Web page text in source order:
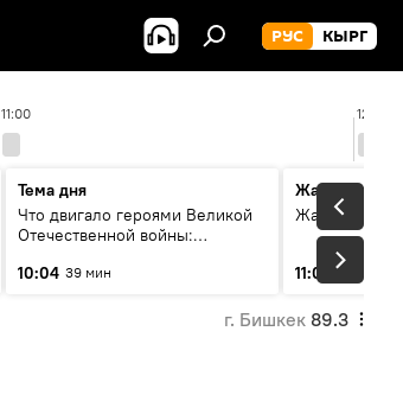
РУС КЫРГ
11:00 12:00
Тема дня
Что двигало героями Великой
Отечественной войны:
Тулебердиева
10:04 39 мин
Жаңылыктар
11:01 3 мин
г. Бишкек 89.3